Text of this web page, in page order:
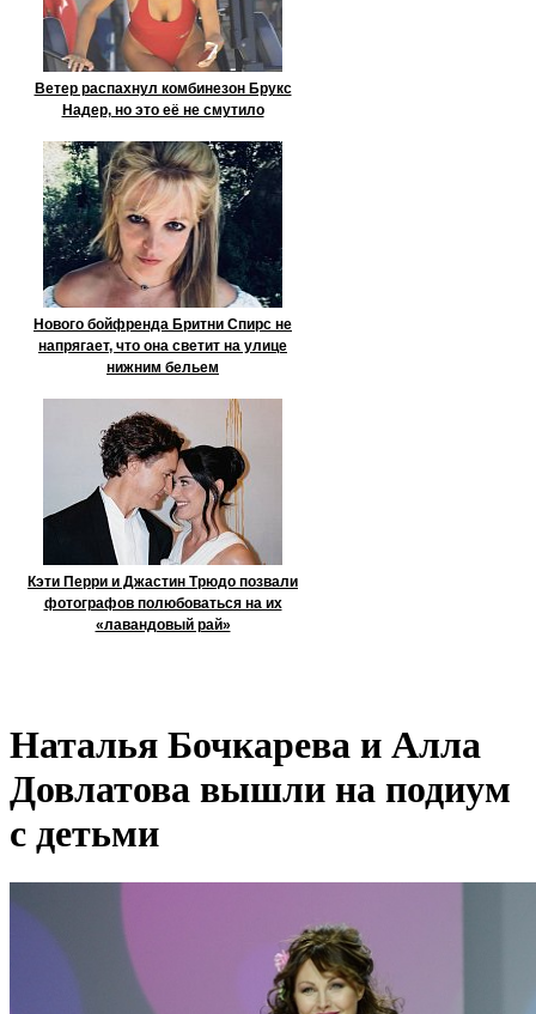
Ветер распахнул комбинезон Брукс
Надер, но это её не смутило
Нового бойфренда Бритни Спирс не
напрягает, что она светит на улице
нижним бельем
Кэти Перри и Джастин Трюдо позвали
фотографов полюбоваться на их
«лавандовый рай»
Наталья Бочкарева и Алла
Довлатова вышли на подиум
с детьми